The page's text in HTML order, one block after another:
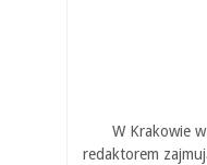
W Krakowie
redaktorem